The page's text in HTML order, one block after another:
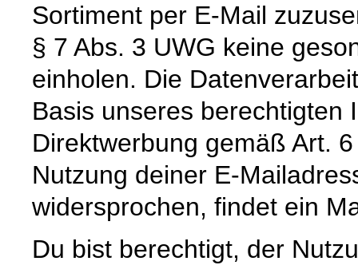
Sortiment per E-Mail
§ 7 Abs. 3 UWG keine
einholen. Die
Basis unseres berechtigten
Direktwerbung gemäß Art.
Nutzung deiner E-
widersprochen, findet ein
Du bist berechtigt, der